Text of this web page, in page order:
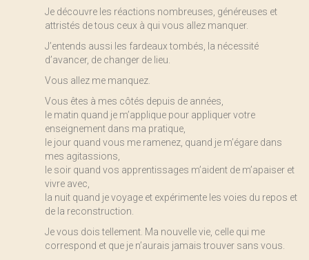
Je découvre les réactions nombreuses, généreuses et
attristés de tous ceux à qui vous allez manquer.
J’entends aussi les fardeaux tombés, la nécessité
d’avancer, de changer de lieu.
Vous allez me manquez.
Vous êtes à mes côtés depuis de années,
le matin quand je m’applique pour appliquer votre
enseignement dans ma pratique,
le jour quand vous me ramenez, quand je m’égare dans
mes agitassions,
le soir quand vos apprentissages m’aident de m’apaiser et
vivre avec,
la nuit quand je voyage et expérimente les voies du repos et
de la reconstruction.
Je vous dois tellement. Ma nouvelle vie, celle qui me
correspond et que je n’aurais jamais trouver sans vous.